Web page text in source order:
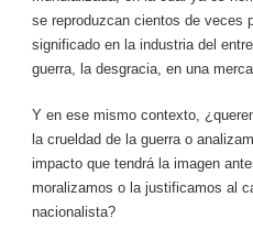
se reproduzcan cientos de veces
significado en la industria del
guerra, la desgracia, en una
Y en ese mismo contexto,
la crueldad de la guerra o
impacto que tendrá la imagen
moralizamos o la justificamos al
nacionalista?